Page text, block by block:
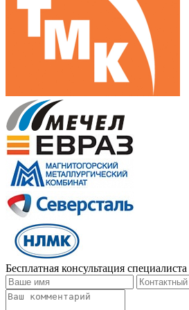
Бесплатная консультация специалиста